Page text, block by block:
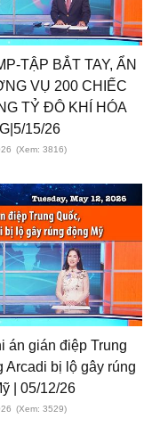
TẬP BẮT TAY, ẨN
VỤ 200 CHIẾC
TỶ ĐÔ KHÍ HÓA
15/26
(Xem: 3816)
án gián điệp Trung
Arcadi bị lộ gây rúng
| 05/12/26
(Xem: 3529)